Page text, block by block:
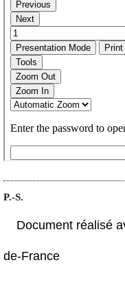
P.-S.
Document réalisé
de-France